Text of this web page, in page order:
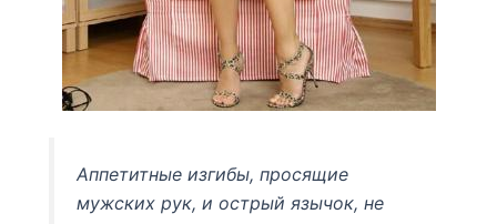
Аппетитные изгибы, просящие
мужских рук, и острый язычок, не